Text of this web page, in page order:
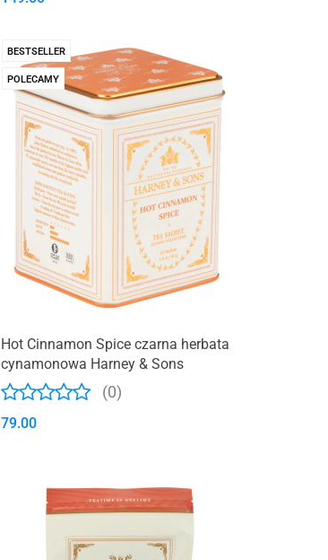
BESTSELLER
POLECAMY
Hot Cinnamon Spice czarna herbata
cynamonowa Harney & Sons
(0)
79.00